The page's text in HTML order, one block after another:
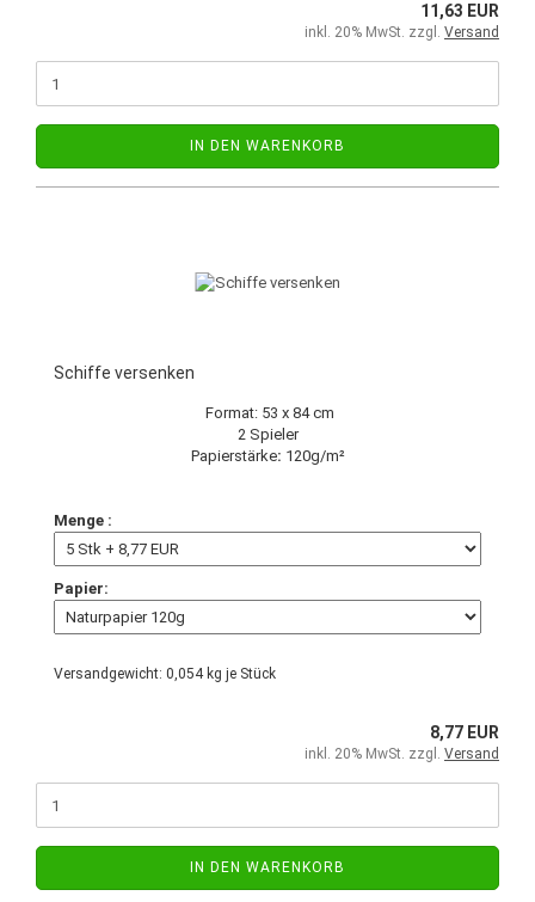
11,63 EUR
inkl. 20% MwSt. zzgl. Versand
IN DEN WARENKORB
Schiffe versenken
Format: 53 x 84 cm
2 Spieler
Papierstärke: 120g/m²
Menge :
Papier:
Versandgewicht: 0,054kg je Stück
8,77 EUR
inkl. 20% MwSt. zzgl. Versand
IN DEN WARENKORB